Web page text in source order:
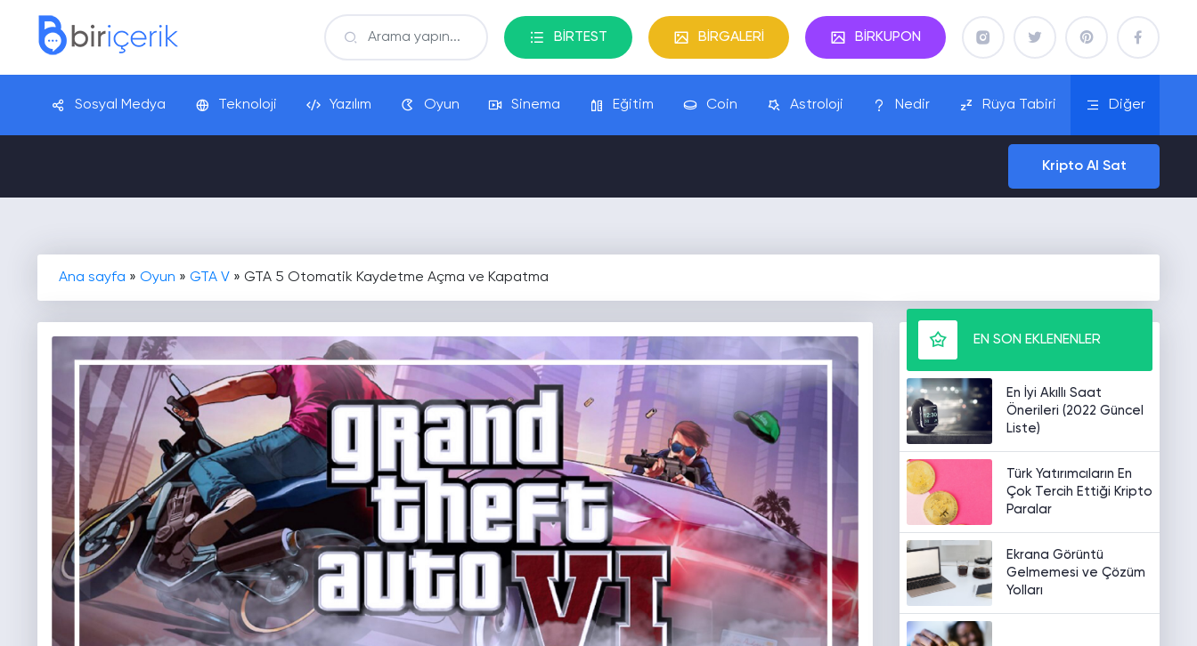
BİRTEST BİRGALERİ BİRKUPON
Sosyal Medya Teknoloji Yazılım Oyun Sinema Eğitim Coin Astroloji Nedir Rüya Tabiri Diğer
Kripto Al Sat
Ana sayfa » Oyun » GTA V » GTA 5 Otomatik Kaydetme Açma ve Kapatma
EN SON EKLENENLER
En İyi Akıllı Saat
Önerileri (2022 Güncel
Liste)
Türk Yatırımcıların En
Çok Tercih Ettiği Kripto
Paralar
Ekrana Görüntü
Gelmemesi ve Çözüm
Yolları